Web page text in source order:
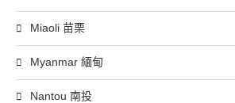
Miaoli 苗栗
Myanmar 緬甸
Nantou 南投